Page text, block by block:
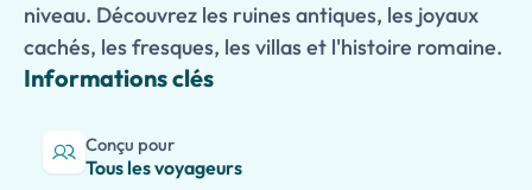
niveau. Découvrez les ruines antiques, les joyaux
cachés, les fresques, les villas et l'histoire romaine.
Informations clés
Conçu pour
Tous les voyageurs